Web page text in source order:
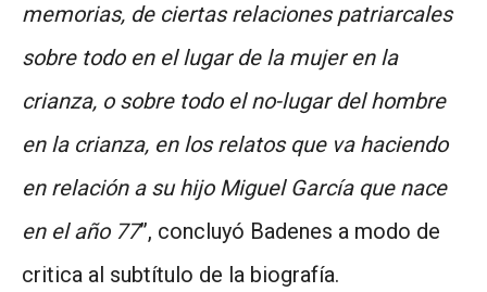
memorias, de ciertas relaciones patriarcales
sobre todo en el lugar de la mujer en la
crianza, o sobre todo el no-lugar del hombre
en la crianza, en los relatos que va haciendo
en relación a su hijo Miguel García que nace
en el año 77”, concluyó Badenes a modo de
critica al subtítulo de la biografía.